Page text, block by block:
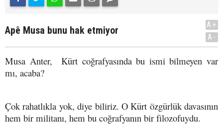
Apê Musa bunu hak etmiyor
A+
A-
Musa Anter, Kürt coğrafyasında bu ismi bilmeyen var
mı, acaba?
Çok rahatlıkla yok, diye biliriz. O Kürt özgürlük davasının
hem bir militanı, hem bu coğrafyanın bir filozofuydu.